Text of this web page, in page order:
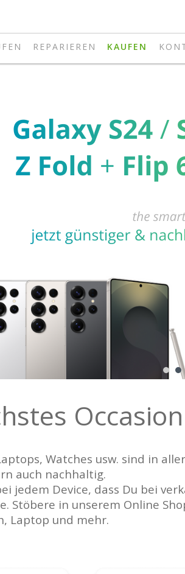
REPARIEREN KAUFEN
Watches usw. sind in
auch nachhaltig.
jedem Device, dass Du bei
Stöbere in unserem Online
Laptop und mehr.